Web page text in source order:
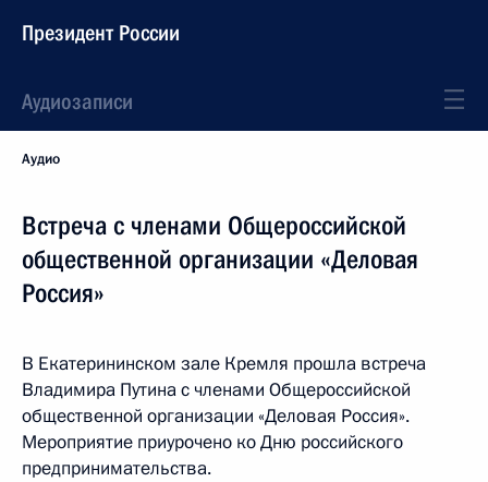
Президент России
Аудиозаписи
Аудио
Встреча с членами Общероссийской
общественной организации «Деловая
Россия»
В Екатерининском зале Кремля прошла встреча
Владимира Путина с членами Общероссийской
общественной организации «Деловая Россия».
Мероприятие приурочено ко Дню российского
предпринимательства.